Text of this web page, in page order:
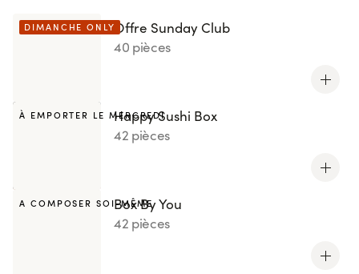
DIMANCHE ONLY Offre Sunday Club
40 pièces
À EMPORTER LE MERCREDIHappy Sushi Box
42 pièces
A COMPOSER SOI-MÊME
Box By You
42 pièces